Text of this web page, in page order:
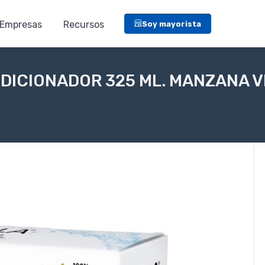
Recursos Soy mayorista
325 ML. MANZANA